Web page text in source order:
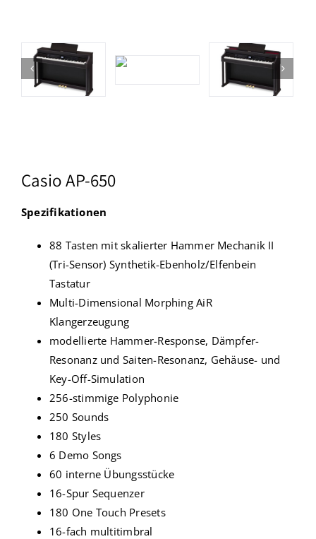
Casio AP-650
Spezifikationen
88 Tasten mit skalierter Hammer Mechanik II
(Tri-Sensor) Synthetik-Ebenholz/Elfenbein
Tastatur
Multi-Dimensional Morphing AiR
Klangerzeugung
modellierte Hammer-Response, Dämpfer-
Resonanz und Saiten-Resonanz, Gehäuse- und
Key-Off-Simulation
256-stimmige Polyphonie
250 Sounds
180 Styles
6 Demo Songs
60 interne Übungsstücke
16-Spur Sequenzer
180 One Touch Presets
16-fach multitimbral